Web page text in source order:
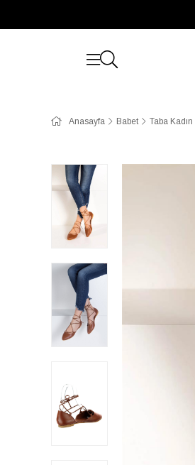
Anasayfa Babet Taba